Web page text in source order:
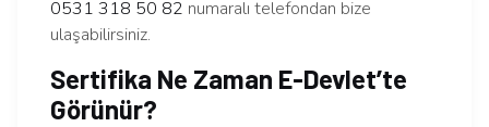
0531 318 50 82 numaralı telefondan bize
ulaşabilirsiniz.
Sertifika Ne Zaman E-Devlet’te
Görünür?